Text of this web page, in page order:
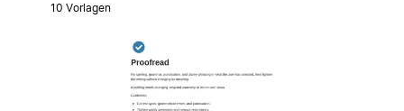
10 Vorlagen